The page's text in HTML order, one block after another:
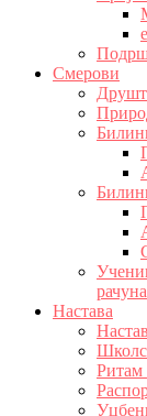
Смерови
Настава
Ритам